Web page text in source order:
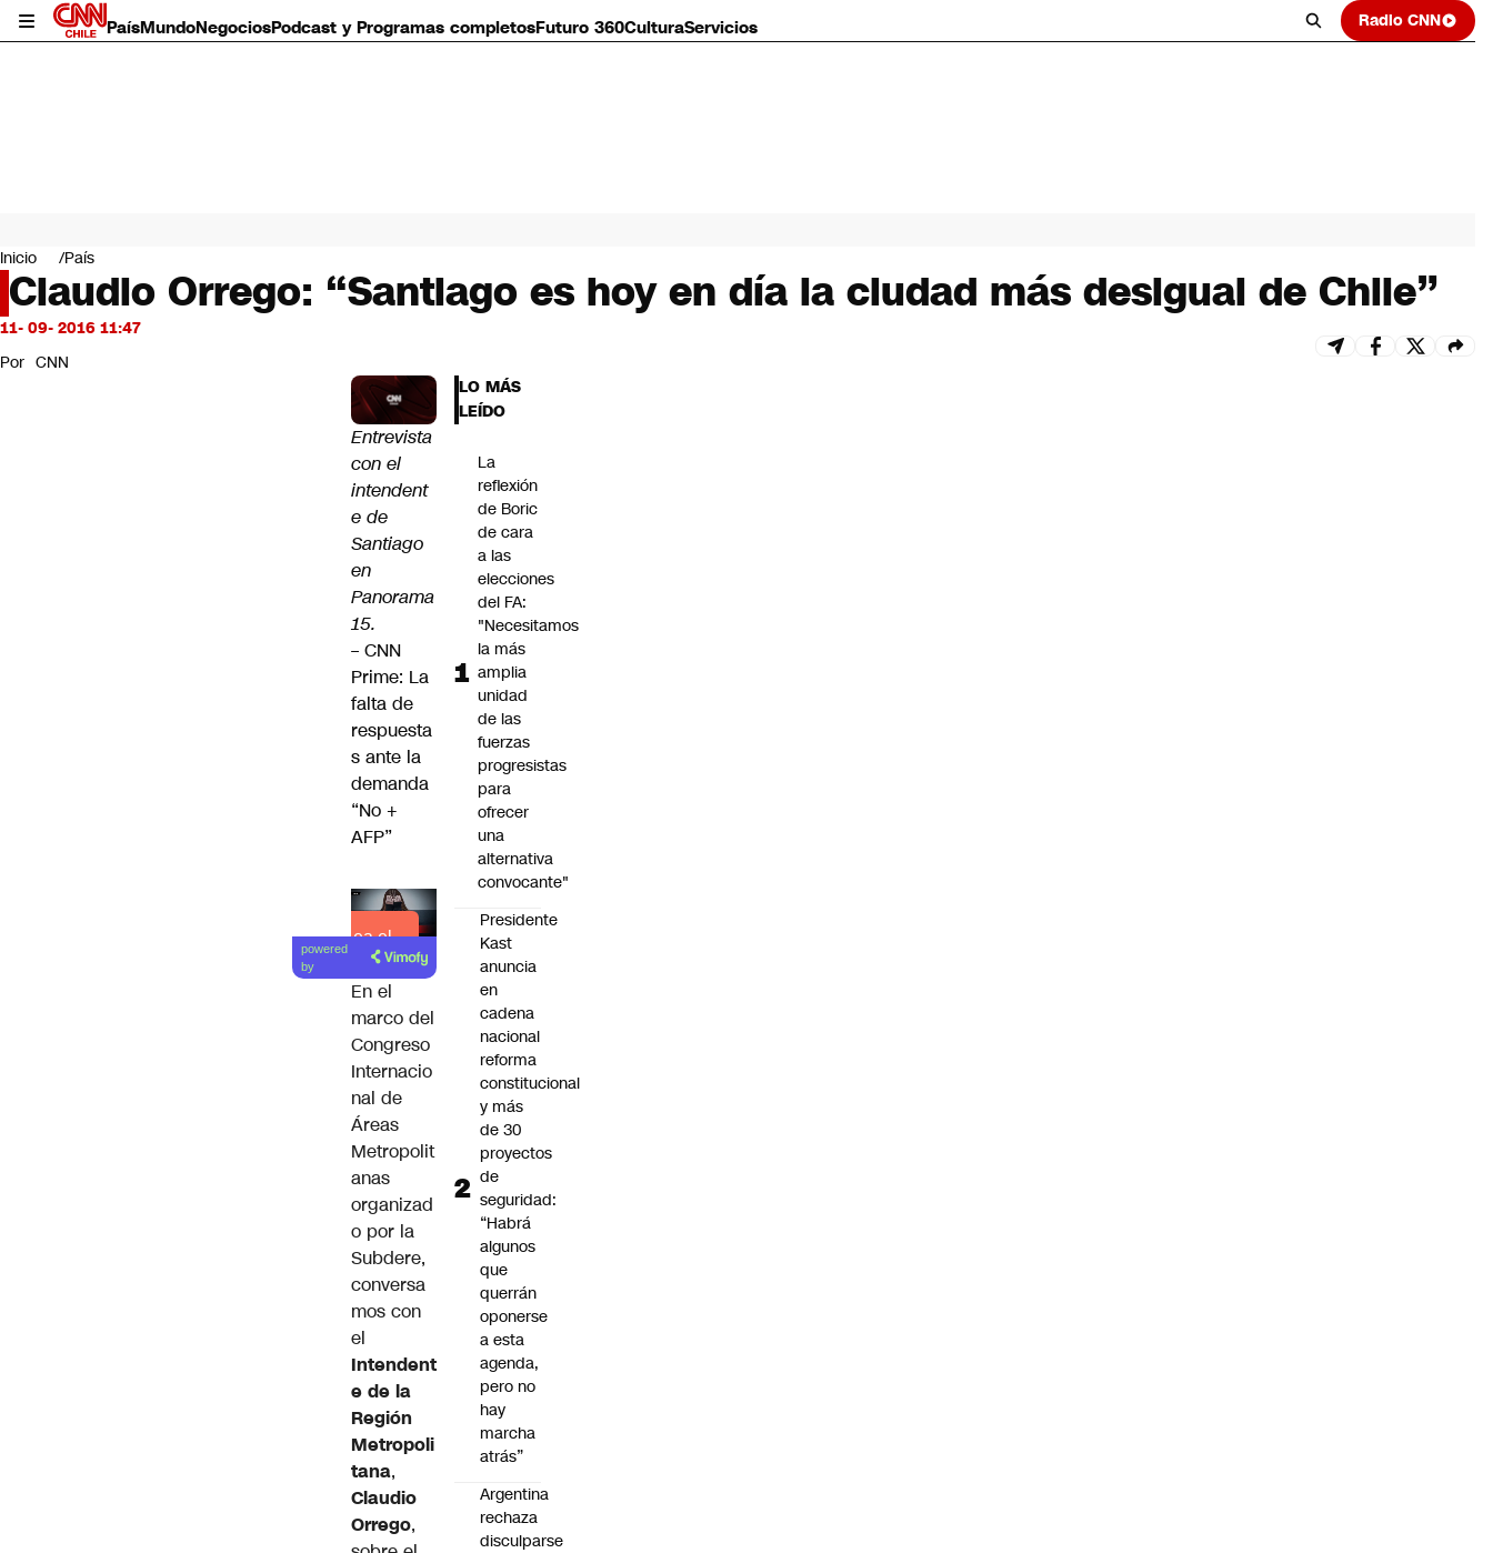
PaísMundoNegociosPodcast y Programas completosFuturo 360CulturaServicios Radio CNN
Mundo
Negocios
Deportes
Programas completos
Servicios
Inicio País
Claudio Orrego: “Santiago es hoy en día la ciudad más desigual de Chile”
11- 09- 2016 11:47
Por CNN
Entrevista
con el
intendent
e de
Santiago
en
Panorama
15.
– CNN
Prime: La
falta de
respuesta
s ante la
demanda
“No +
AFP”
Lea el
artículo
powered
by
En el
marco del
Congreso
Internacio
nal de
Áreas
Metropolit
anas
organizad
o por la
Subdere,
conversa
mos con
el
Intendent
e de la
Región
Metropoli
tana,
Claudio
Orrego,
LO MÁS
LEÍDO
La
reflexión
de Boric
de cara
a las
elecciones
del FA:
"Necesitamos
la más
amplia
unidad
de las
fuerzas
progresistas
para
ofrecer
una
alternativa
convocante"
Presidente
Kast
anuncia
en
cadena
nacional
reforma
constitucional
y más
de 30
proyectos
de
seguridad:
“Habrá
algunos
que
querrán
oponerse
a esta
agenda,
pero no
hay
marcha
atrás”
Argentina
rechaza
disculparse